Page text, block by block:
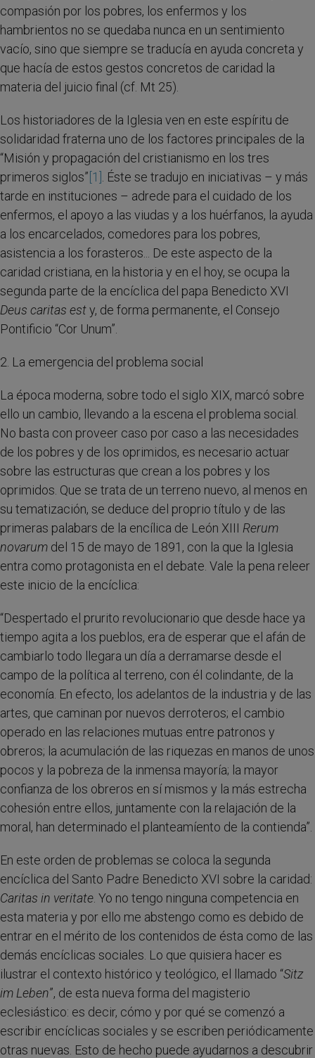
compasión por los pobres, los enfermos y los
hambrientos no se quedaba nunca en un sentimiento
vacío, sino que siempre se traducía en ayuda concreta y
que hacía de estos gestos concretos de caridad la
materia del juicio final (cf. Mt 25).
Los historiadores de la Iglesia ven en este espíritu de
solidaridad fraterna uno de los factores principales de la
“Misión y propagación del cristianismo en los tres
primeros siglos” [1]
. Éste se tradujo en iniciativas – y más
tarde en instituciones – adrede para el cuidado de los
enfermos, el apoyo a las viudas y a los huérfanos, la ayuda
a los encarcelados, comedores para los pobres,
asistencia a los forasteros... De este aspecto de la
caridad cristiana, en la historia y en el hoy, se ocupa la
segunda parte de la encíclica del papa Benedicto XVI
Deus caritas esty, de forma permanente, el Consejo
Pontificio “Cor Unum”.
2. La emergencia del problema social
La época moderna, sobre todo el siglo XIX, marcó sobre
ello un cambio, llevando a la escena el problema social.
No basta con proveer caso por caso a las necesidades
de los pobres y de los oprimidos, es necesario actuar
sobre las estructuras que crean a los pobres y los
oprimidos. Que se trata de un terreno nuevo, al menos en
su tematización, se deduce del proprio título y de las
primeras palabars de la encílica de León XIII Rerum
novarum del 15 de mayo de 1891, con la que la Iglesia
entra como protagonista en el debate. Vale la pena releer
este inicio de la encíclica:
“Despertado el prurito revolucionario que desde hace ya
tiempo agita a los pueblos, era de esperar que el afán de
cambiarlo todo llegara un día a derramarse desde el
campo de la política al terreno, con él colindante, de la
economía. En efecto, los adelantos de la industria y de las
artes, que caminan por nuevos derroteros; el cambio
operado en las relaciones mutuas entre patronos y
obreros; la acumulación de las riquezas en manos de unos
pocos y la pobreza de la inmensa mayoría; la mayor
confianza de los obreros en sí mismos y la más estrecha
cohesión entre ellos, juntamente con la relajación de la
moral, han determinado el planteamíento de la contienda”.
En este orden de problemas se coloca la segunda
encíclica del Santo Padre Benedicto XVI sobre la caridad:
Caritas in veritate . Yo no tengo ninguna competencia en
esta materia y por ello me abstengo como es debido de
entrar en el mérito de los contenidos de ésta como de las
demás encíclicas sociales. Lo que quisiera hacer es
ilustrar el contexto histórico y teológico, el llamado “Sitz
im Leben”, de esta nueva forma del magisterio
eclesiástico: es decir, cómo y por qué se comenzó a
escribir encíclicas sociales y se escriben periódicamente
otras nuevas. Esto de hecho puede ayudarnos a descubrir